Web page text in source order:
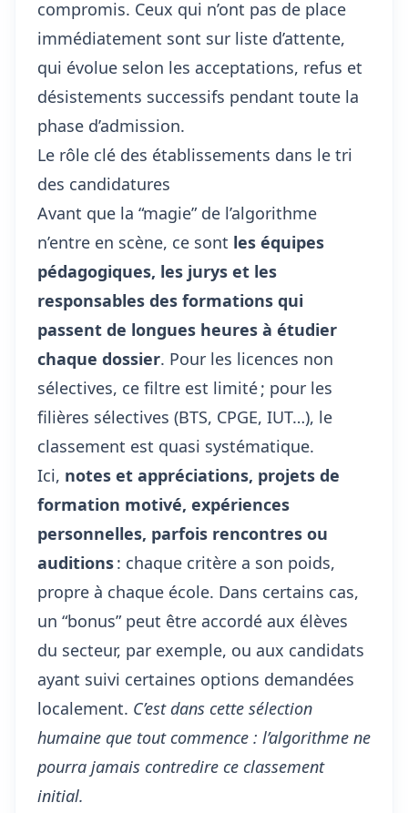
compromis. Ceux qui n’ont pas de place
immédiatement sont sur liste d’attente,
qui évolue selon les acceptations, refus et
désistements successifs pendant toute la
phase d’admission.
Le rôle clé des établissements dans le tri
des candidatures
Avant que la “magie” de l’algorithme
n’entre en scène, ce sont les équipes
pédagogiques, les jurys et les
responsables des formations qui
passent de longues heures à étudier
chaque dossier. Pour les licences non
sélectives, ce filtre est limité ; pour les
filières sélectives (BTS, CPGE, IUT…), le
classement est quasi systématique.
Ici, notes et appréciations, projets de
formation motivé, expériences
personnelles, parfois rencontres ou
auditions: chaque critère a son poids,
propre à chaque école. Dans certains cas,
un “bonus” peut être accordé aux élèves
du secteur, par exemple, ou aux candidats
ayant suivi certaines options demandées
localement. C’est dans cette sélection
humaine que tout commence : l’algorithme ne
pourra jamais contredire ce classement
initial.